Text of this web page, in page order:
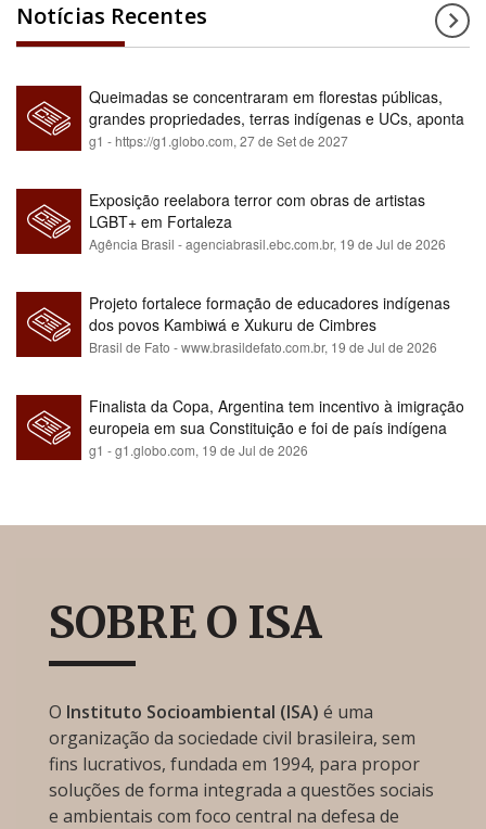
Notícias Recentes
Queimadas se concentraram em florestas públicas,
grandes propriedades, terras indígenas e UCs, aponta
relatório
g1 - https://g1.globo.com, 27 de Set de 2027
Exposição reelabora terror com obras de artistas
LGBT+ em Fortaleza
Agência Brasil - agenciabrasil.ebc.com.br, 19 de Jul de 2026
Projeto fortalece formação de educadores indígenas
dos povos Kambiwá e Xukuru de Cimbres
Brasil de Fato - www.brasildefato.com.br, 19 de Jul de 2026
Finalista da Copa, Argentina tem incentivo à imigração
europeia em sua Constituição e foi de país indígena
para maioria branca
g1 - g1.globo.com, 19 de Jul de 2026
SOBRE O ISA
O Instituto Socioambiental (ISA) é uma
organização da sociedade civil brasileira, sem
fins lucrativos, fundada em 1994, para propor
soluções de forma integrada a questões sociais
e ambientais com foco central na defesa de